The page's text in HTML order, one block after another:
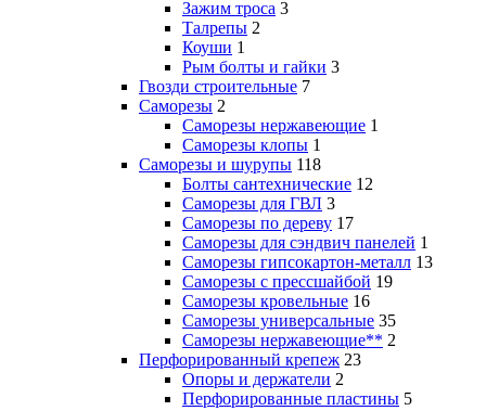
Зажим троса 3
Талрепы 2
Коуши 1
Рым болты и гайки 3
Гвозди строительные 7
Саморезы 2
Саморезы нержавеющие 1
Саморезы клопы 1
Саморезы и шурупы 118
Болты сантехнические 12
Саморезы для ГВЛ 3
Саморезы по дереву 17
Саморезы для сэндвич панелей 1
Саморезы гипсокартон-металл 13
Саморезы с прессшайбой 19
Саморезы кровельные 16
Саморезы универсальные 35
Саморезы нержавеющие** 2
Перфорированный крепеж 23
Опоры и держатели 2
Перфорированные пластины 5